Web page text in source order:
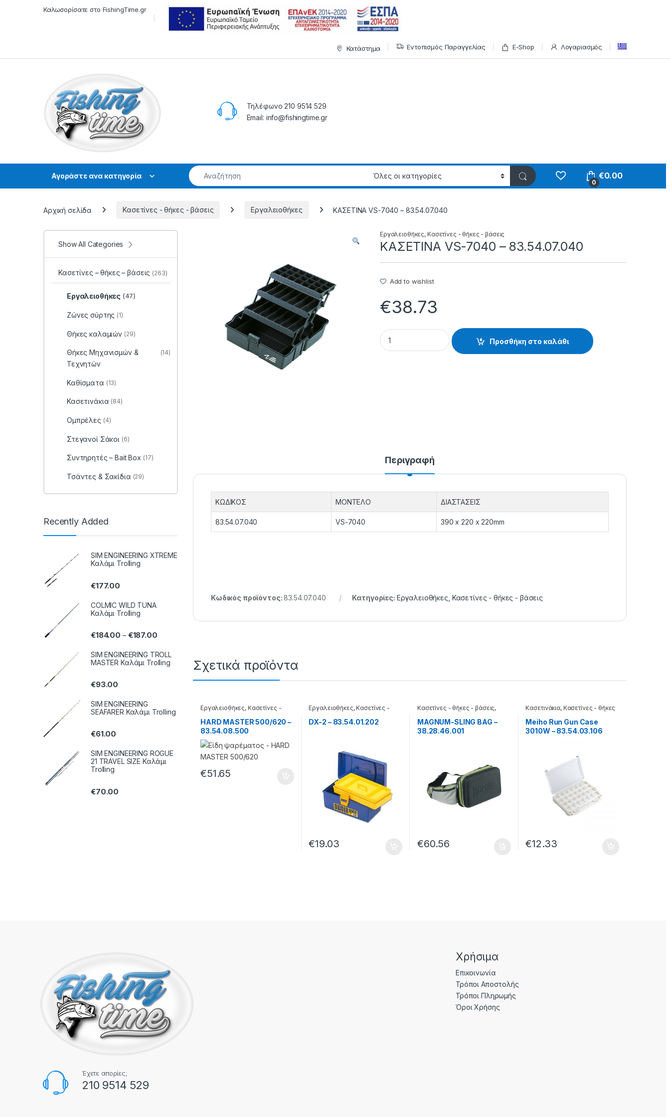
Καλωσορίσατε στο FishingTime.gr
Κατάστημα Εντοπισμός Παραγγελίας E-Shop Λογαριασμός
Τηλέφωνο 210 9514 529
Email: info@fishingtime.gr
Αγοράστε ανα κατηγορία
0
€0.00
Αρχική σελίδα Κασετίνες - θήκες - βάσεις Εργαλειοθήκες ΚΑΣΕΤΙΝΑ VS-7040 – 83.54.07.040
Εργαλειοθήκες, Κασετίνες - θήκες - βάσεις
ΚΑΣΕΤΙΝΑ VS-7040 – 83.54.07.040
Add to wishlist
€38.73
ΚΑΣΕΤΙΝΑ VS-7040 - 83.54.07.040 quantity
Προσθήκη στο καλάθι
Περιγραφή
ΚΩΔΙΚΟΣ ΜΟΝΤΕΛΟ ΔΙΑΣΤΑΣΕΙΣ
83.54.07.040 VS-7040 390 x 220 x 220mm
Κωδικός προϊόντος:83.54.07.040 Κατηγορίες: Εργαλειοθήκες Κασετίνες - θήκες - βάσεις
Σχετικά προϊόντα
Εργαλειοθήκες, Κασετίνες -
θήκες - βάσεις
HARD MASTER 500/620 –
83.54.08.500
€51.65
Εργαλειοθήκες,Κασετίνες -
θήκες - βάσεις
DX-2 – 83.54.01.202
€19.03
Κασετίνες - θήκες - βάσεις,
Τσάντες & Σακίδια
MAGNUM-SLING BAG –
38.28.46.001
€60.56
Κασετινάκια, Κασετίνες - θήκες
- βάσεις
Meiho Run Gun Case
3010W – 83.54.03.106
€12.33
Show All Categories
Κασετίνες – θήκες – βάσεις (263)
Εργαλειοθήκες (47)
Ζώνες σύρτης (1)
Θήκες καλαμιών (29)
Θήκες Μηχανισμών &
Τεχνητών
(14)
Καθίσματα (13)
Κασετινάκια (84)
Ομπρέλες (4)
Στεγανοί Σάκοι (6)
Συντηρητές – Bait Box (17)
Τσάντες & Σακίδια (29)
Recently Added
SIM ENGINEERING XTREME
Καλάμι Trolling
€177.00
COLMIC WILD TUNA
Καλάμι Trolling
€184.00 – €187.00
SIM ENGINEERING TROLL
MASTER Καλάμι Trolling
€93.00
SIM ENGINEERING
SEAFARER Καλάμι Trolling
€61.00
SIM ENGINEERING ROGUE
21 TRAVEL SIZE Καλάμι
Trolling
€70.00
Έχετε απορίες;
210 9514 529
Χρήσιμα
Επικοινωνία
Τρόποι Αποστολής
Τρόποι Πληρωμής
Όροι Χρήσης